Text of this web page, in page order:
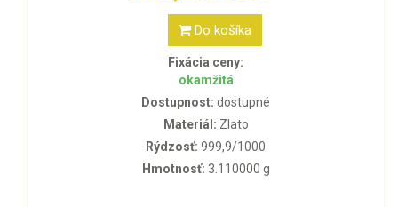
Do košíka
Fixácia ceny:
okamžitá
Dostupnost: dostupné
Materiál: Zlato
Rýdzosť: 999,9/1000
Hmotnosť: 3.110000 g